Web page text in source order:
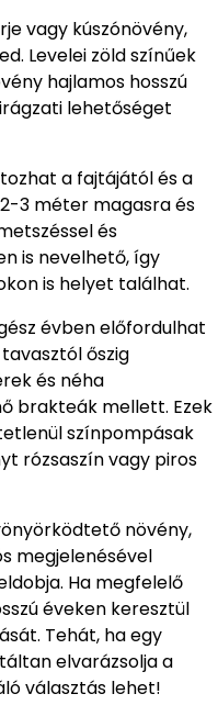
vagy kúszónövény,
Levelei zöld színűek
hajlamos hosszú
lehetőséget
a fajtájától és a
3 méter magasra és
és
is nevelhető, így
is helyet találhat.
évben előfordulhat
őszig
és néha
brakteák mellett. Ezek
színpompásak
rózsaszín vagy piros
növény,
megjelenésével
Ha megfelelő
éveken keresztül
Tehát, ha egy
elvarázsolja a
választás lehet!